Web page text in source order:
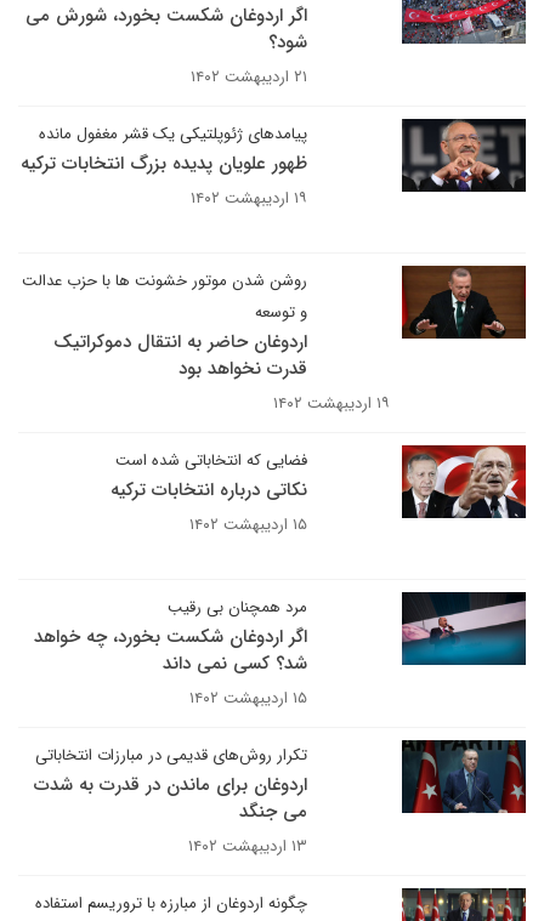
اگر اردوغان شکست بخورد، شورش می
شود؟
۲۱ اردیبهشت ۱۴۰۲
پیامدهای ژئوپلتیکی یک قشر مغفول مانده
ظهور علویان پدیده بزرگ انتخابات ترکیه
۱۹ اردیبهشت ۱۴۰۲
روشن شدن موتور خشونت ها با حزب عدالت
و توسعه
اردوغان حاضر به انتقال دموکراتیک
قدرت نخواهد بود
۱۹ اردیبهشت ۱۴۰۲
فضایی که انتخاباتی شده است
نکاتی درباره انتخابات ترکیه
۱۵ اردیبهشت ۱۴۰۲
مرد همچنان بی رقیب
اگر اردوغان شکست بخورد، چه خواهد
شد؟ کسی نمی داند
۱۵ اردیبهشت ۱۴۰۲
تکرار روش‌های قدیمی در مبارزات انتخاباتی
اردوغان برای ماندن در قدرت به شدت
می جنگد
۱۳ اردیبهشت ۱۴۰۲
چگونه اردوغان از مبارزه با تروریسم استفاده